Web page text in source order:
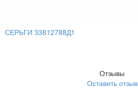
СЕРЬГИ 33812788Д1
Отзывы
Оставить отзыв